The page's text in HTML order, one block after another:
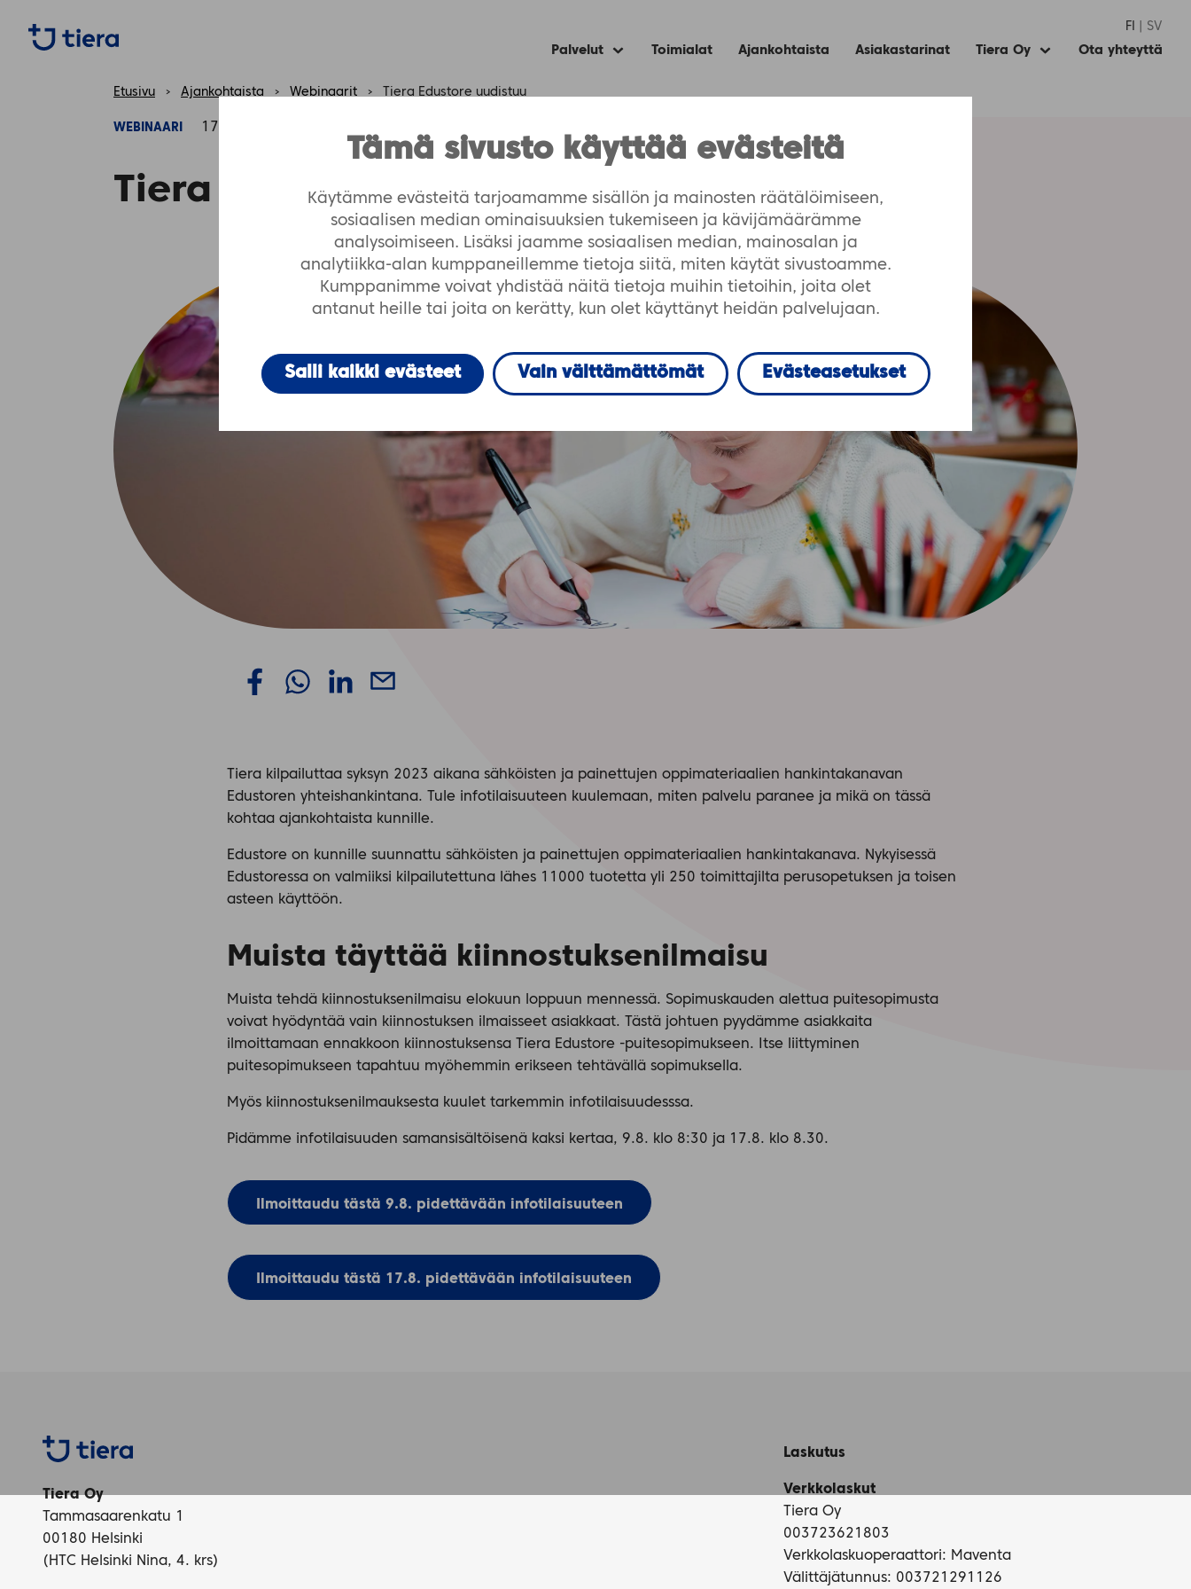
Tämä sivusto käyttää evästeitä
Käytämme evästeitä tarjoamamme sisällön ja mainosten räätälöimiseen,
sosiaalisen median ominaisuuksien tukemiseen ja kävijämäärämme
analysoimiseen. Lisäksi jaamme sosiaalisen median, mainosalan ja
analytiikka-alan kumppaneillemme tietoja siitä, miten käytät sivustoamme.
Kumppanimme voivat yhdistää näitä tietoja muihin tietoihin, joita olet
antanut heille tai joita on kerätty, kun olet käyttänyt heidän palvelujaan.
Salli kaikki evästeet Vain välttämättömät Evästeasetukset
https://tiera.fi/name FI SV
Palvelut
ExpandToimialat Ajankohtaista Asiakastarinat Tiera Oy
ExpandOta yhteyttä
Etusivu › Ajankohtaista › Webinaarit › Tiera Edustore uudistuu
WEBINAARI 17.08.2023 klo 08.30
Tiera Edustore uudistuu
Tiera kilpailuttaa syksyn 2023 aikana sähköisten ja painettujen oppimateriaalien hankintakanavan
Edustoren yhteishankintana. Tule infotilaisuuteen kuulemaan, miten palvelu paranee ja mikä on tässä
kohtaa ajankohtaista kunnille.
Edustore on kunnille suunnattu sähköisten ja painettujen oppimateriaalien hankintakanava. Nykyisessä
Edustoressa on valmiiksi kilpailutettuna lähes 11000 tuotetta yli 250 toimittajilta perusopetuksen ja toisen
asteen käyttöön.
Muista täyttää kiinnostuksenilmaisu
Muista tehdä kiinnostuksenilmaisu elokuun loppuun mennessä. Sopimuskauden alettua puitesopimusta
voivat hyödyntää vain kiinnostuksen ilmaisseet asiakkaat. Tästä johtuen pyydämme asiakkaita
ilmoittamaan ennakkoon kiinnostuksensa Tiera Edustore -puitesopimukseen. Itse liittyminen
puitesopimukseen tapahtuu myöhemmin erikseen tehtävällä sopimuksella.
Myös kiinnostuksenilmauksesta kuulet tarkemmin infotilaisuudesssa.
Pidämme infotilaisuuden samansisältöisenä kaksi kertaa, 9.8. klo 8:30 ja 17.8. klo 8.30.
Ilmoittaudu tästä 9.8. pidettävään infotilaisuuteen
Ilmoittaudu tästä 17.8. pidettävään infotilaisuuteen
Tiera
Tiera Oy
Tammasaarenkatu 1
00180 Helsinki
(HTC Helsinki Nina, 4. krs)
Laskutus
Verkkolaskut
Tiera Oy
003723621803
Verkkolaskuoperaattori: Maventa
Välittäjätunnus: 003721291126